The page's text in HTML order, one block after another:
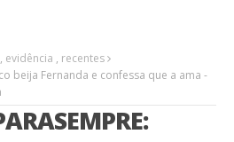
, evidência , recentes
beija Fernanda e confessa que a ama -